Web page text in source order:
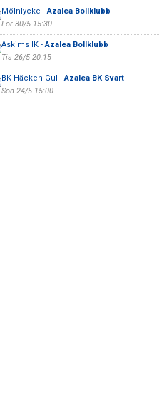
Mölnlycke -Azalea Bollklubb
Lör 30/5 15:30
Askims IK -Azalea Bollklubb
Tis 26/5 20:15
BK Häcken Gul -Azalea BK Svart
Sön 24/5 15:00